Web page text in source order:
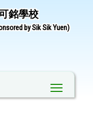
銘學校
by Sik Sik Yuen)